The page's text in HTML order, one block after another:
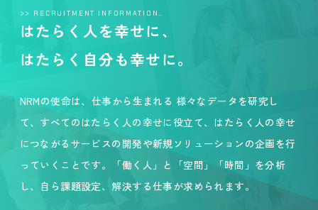
>> RECRUITMENT INFORMATION…
はたらく人を幸せに、
はたらく自分も幸せに。
NRMの使命は、仕事から生まれる 様々なデータを研究し
て、すべてのはたらく人の幸せに役立て、はたらく人の幸せ
につながるサービスの開発や新規ソリューションの企画を行
っていくことです。「働く人」と「空間」「時間」を分析
し、自ら課題設定、解決する仕事が求められます。